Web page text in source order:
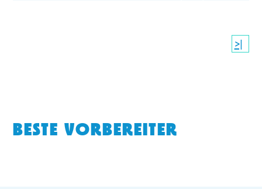
>|
BESTE VORBEREITER